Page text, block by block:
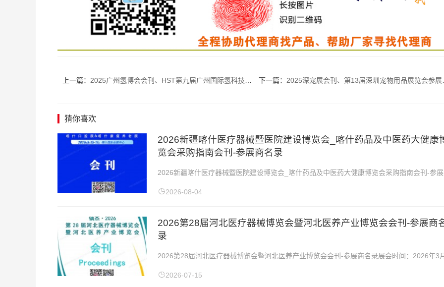
上一篇： 2025广州氢博会会刊、HST第九届广州国际氢科技产业博览会参展商名录 下一篇： 2025深宠展会刊、第13届深圳宠物用品展览会参展商名录
猜你喜欢
2026新疆喀什医疗器械暨医院建设博览会_喀什药品及中医药大健康
览会采购指南会刊-参展商名录
2026新疆喀什医疗器械暨医院建设博览会_喀什药品及中医药大健康博览会采购指南会刊-参展
商名录展会时间：2026年5月15日—17日展会地址：喀什国际会展中心2...
2026-08-04
2026第28届河北医疗器械博览会暨河北医养产业博览会会刊-参展商
录
2026第28届河北医疗器械博览会暨河北医养产业博览会会刊-参展商名录展会时间：2026年3
6-8日展会地址：石家庄国际博览中心2026第28届河北医疗器械博...
2026-07-15